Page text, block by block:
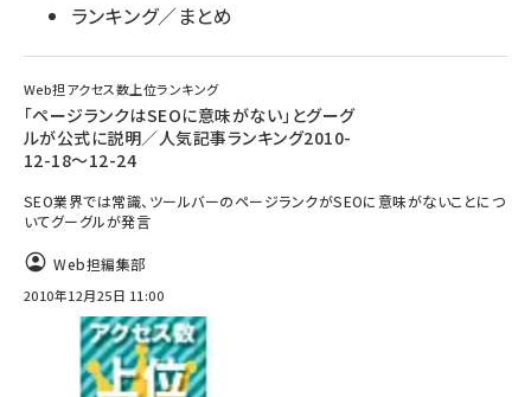
ランキング／まとめ
Web担アクセス数上位ランキング
「ページランクはSEOに意味がない」とグーグ
ルが公式に説明／人気記事ランキング2010-
12-18～12-24
SEO業界では常識、ツールバーのページランクがSEOに意味がないことにつ
いてグーグルが発言
Web担編集部
2010年12月25日 11:00